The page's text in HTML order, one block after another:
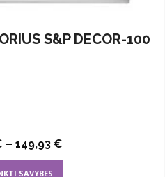
S&P DECOR-100
–149,93 €
SAVYBES